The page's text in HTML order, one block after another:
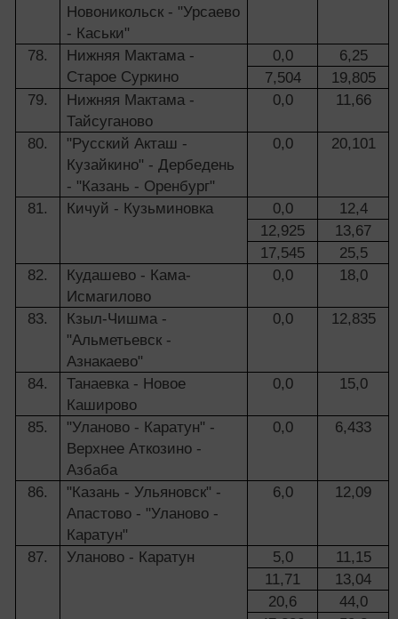
Новоникольск - "Урсаево
- Каськи"
78.
Нижняя Мактама -
Старое Суркино
0,0
6,25
7,504
19,805
79.
Нижняя Мактама -
Тайсуганово
0,0 11,66
80.
"Русский Акташ -
Кузайкино" - Дербедень
- "Казань - Оренбург"
0,0 20,101
81. Кичуй - Кузьминовка 0,0
12,4
12,925
13,67
17,545
25,5
82.
Кудашево - Кама-
Исмагилово
0,0 18,0
83.
Кзыл-Чишма -
"Альметьевск -
Азнакаево"
0,0 12,835
84.
Танаевка - Новое
Каширово
0,0 15,0
85.
"Уланово - Каратун" -
Верхнее Аткозино -
Азбаба
0,0 6,433
86.
"Казань - Ульяновск" -
Апастово - "Уланово -
Каратун"
6,0 12,09
87. Уланово - Каратун 5,0
11,15
11,71
13,04
20,6
44,0